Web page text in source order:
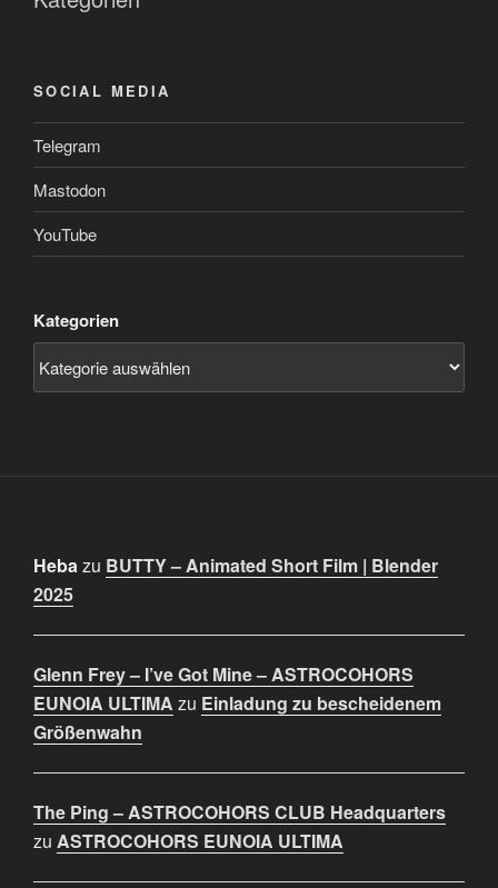
SOCIAL MEDIA
Telegram
Mastodon
YouTube
Kategorien
Hebazu BUTTY – Animated Short Film | Blender
2025
Glenn Frey – I’ve Got Mine – ASTROCOHORS
EUNOIA ULTIMA zu Einladung zu bescheidenem
Größenwahn
The Ping – ASTROCOHORS CLUB Headquarters
zu ASTROCOHORS EUNOIA ULTIMA